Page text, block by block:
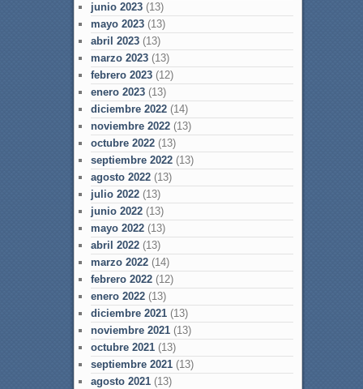
junio 2023(13)
mayo 2023(13)
abril 2023(13)
marzo 2023(13)
febrero 2023(12)
enero 2023(13)
diciembre 2022(14)
noviembre 2022(13)
octubre 2022(13)
septiembre 2022(13)
agosto 2022(13)
julio 2022(13)
junio 2022(13)
mayo 2022(13)
abril 2022(13)
marzo 2022(14)
febrero 2022(12)
enero 2022(13)
diciembre 2021(13)
noviembre 2021(13)
octubre 2021(13)
septiembre 2021(13)
agosto 2021(13)